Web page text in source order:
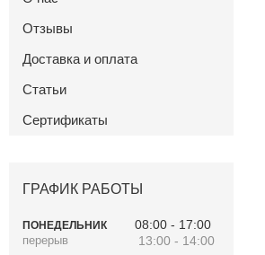
Отзывы
Доставка и оплата
Статьи
Сертификаты
ГРАФИК РАБОТЫ
ПОНЕДЕЛЬНИК 08:00
17:00
13:00
14:00